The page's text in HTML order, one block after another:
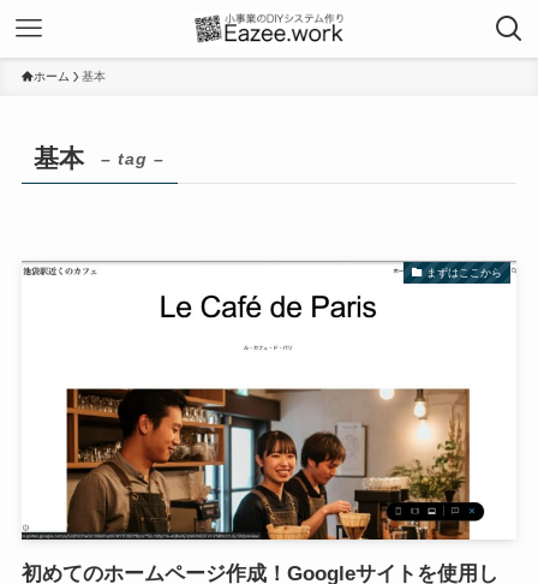
ホーム 基本
基本 – tag –
まずはここから
初めてのホームページ作成！Googleサイトを使用し